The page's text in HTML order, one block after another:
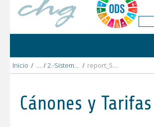
Inicio / 2.-Sistema_Guadalquivir_alto / report_5.- TUA Guadalén 2021.pdf
Cánones y Tarifas